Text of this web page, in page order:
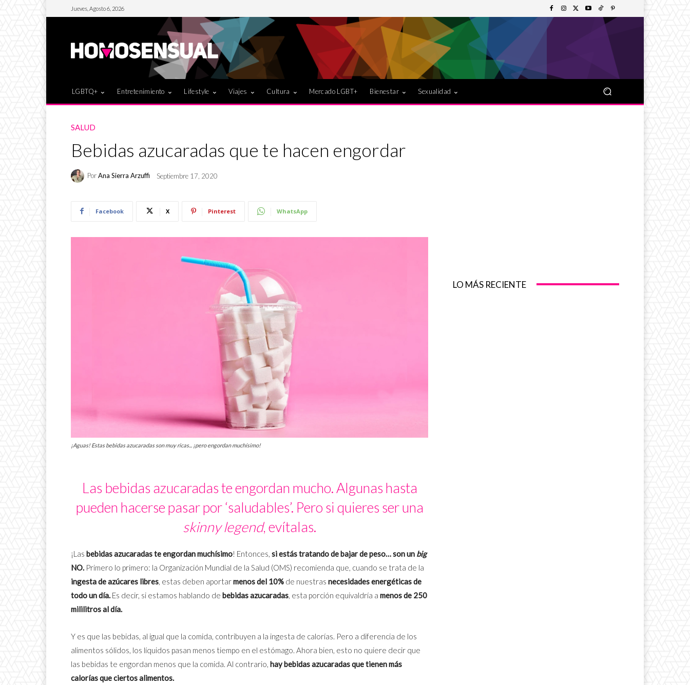
Jueves, Agosto 6, 2026
LGBTQ+ Entretenimiento Lifestyle Viajes Cultura Mercado LGBT+ Bienestar Sexualidad
SALUD
Bebidas azucaradas que te hacen engordar
PorAna Sierra Arzuffi Septiembre 17, 2020
Facebook X Pinterest WhatsApp
¡Aguas! Estas bebidas azucaradas son muy ricas... ¡pero engordan muchísimo!
Las bebidas azucaradas te engordan mucho. Algunas hasta
pueden hacerse pasar por ‘saludables’. Pero si quieres ser una
skinny legend, evítalas.
¡Las bebidas azucaradas te engordan muchísimo! Entonces, si estás tratando de bajar de peso… son un big
NO. Primero lo primero: la Organización Mundial de la Salud (OMS) recomienda que, cuando se trata de la
ingesta de azúcares libres, estas deben aportarmenos del 10% de nuestras necesidades energéticas de
todo un día. Es decir, si estamos hablando de bebidas azucaradas, esta porción equivaldría a menos de 250
mililitros al día.
Y es que las bebidas, al igual que la comida, contribuyen a la ingesta de calorías. Pero a diferencia de los
alimentos sólidos, los líquidos pasan menos tiempo en el estómago. Ahora bien, esto no quiere decir que
las bebidas te engordan menos que la comida. Al contrario, hay bebidas azucaradas que tienen más
calorías que ciertos alimentos.
LO MÁS RECIENTE